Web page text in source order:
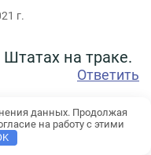
г.
Штатах на траке.
Ответить
г.
водитель
данных. Продолжая
на работу с этими